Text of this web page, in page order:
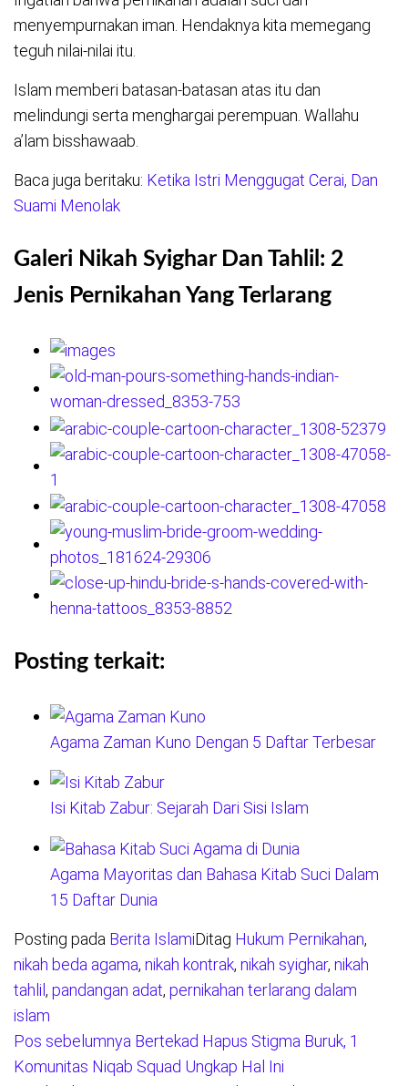
menyempurnakan iman. Hendaknya kita memegang
teguh nilai-nilai itu.
Islam memberi batasan-batasan atas itu dan
melindungi serta menghargai perempuan. Wallahu
a’lam bisshawaab.
Baca juga beritaku: Ketika Istri Menggugat Cerai, Dan
Suami Menolak
Galeri Nikah Syighar Dan Tahlil: 2
Jenis Pernikahan Yang Terlarang
Posting terkait:
Agama Zaman Kuno Dengan 5 Daftar Terbesar
Isi Kitab Zabur: Sejarah Dari Sisi Islam
Agama Mayoritas dan Bahasa Kitab Suci Dalam
15 Daftar Dunia
Posting pada Berita IslamiDitag Hukum Pernikahan,
nikah beda agama, nikah kontrak, nikah syighar, nikah
tahlil, pandangan adat, pernikahan terlarang dalam
islam
Navigasi
Pos sebelumnya Bertekad Hapus Stigma Buruk, 1
Komunitas Niqab Squad Ungkap Hal Ini